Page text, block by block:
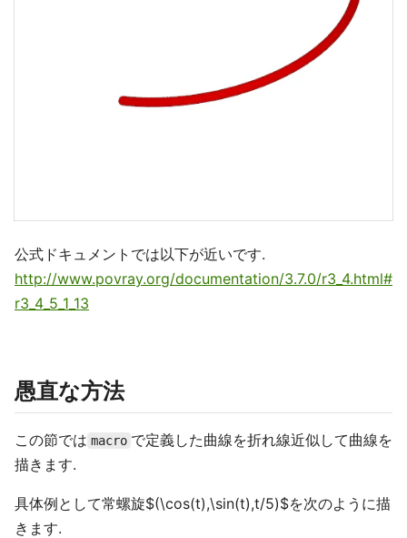
公式ドキュメントでは以下が近いです.
http://www.povray.org/documentation/3.7.0/r3_4.html#
r3_4_5_1_13
愚直な方法
この節では macro で定義した曲線を折れ線近似して曲線を
描きます.
具体例として常螺旋$(\cos(t),\sin(t),t/5)$を次のように描
きます.